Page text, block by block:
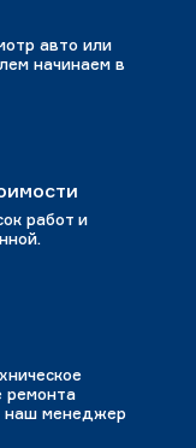
авто или
начинаем в
работ и
ремонта
наш менеджер